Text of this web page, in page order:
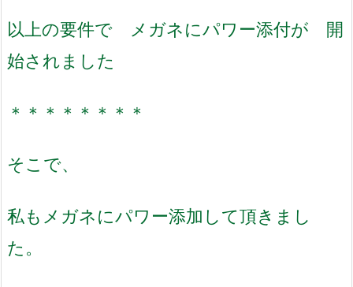
以上の要件で メガネにパワー添付が 開
始されました
＊＊＊＊＊＊＊＊
そこで、
私もメガネにパワー添加して頂きまし
た。